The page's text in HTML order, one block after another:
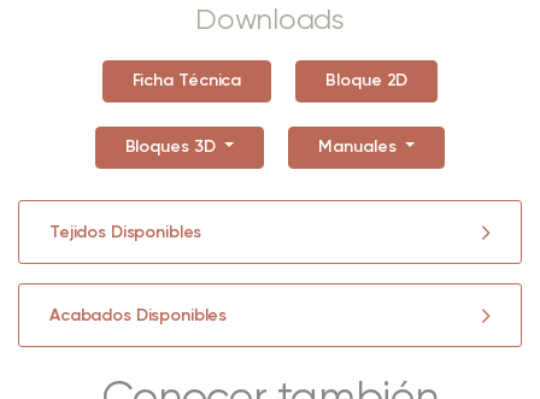
Downloads
Ficha Técnica Bloque 2D
Bloques 3D Manuales
Tejidos Disponibles
Acabados Disponibles